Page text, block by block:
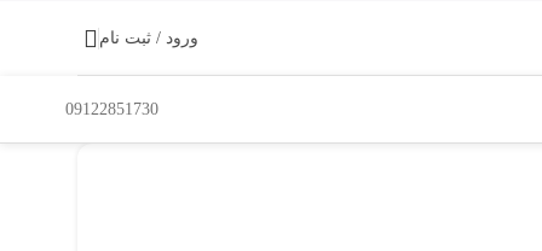
ورود / ثبت نام
09122851730